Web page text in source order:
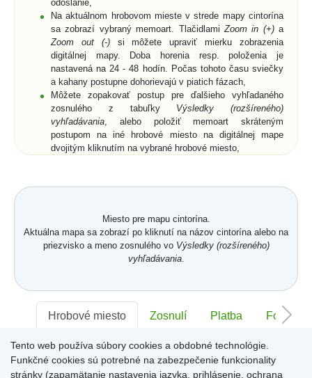
odoslanie,
Na aktuálnom hrobovom mieste v strede mapy cintorína
sa zobrazí vybraný memoart. Tlačidlami Zoom in (+)a
Zoom out (-)si môžete upraviť mierku zobrazenia
digitálnej mapy. Doba horenia resp. položenia je
nastavená na 24 - 48 hodín. Počas tohoto času sviečky
a kahany postupne dohorievajú v piatich fázach,
Môžete zopakovať postup pre ďalšieho vyhľadaného
zosnulého z tabuľky Výsledky (rozšíreného)
vyhľadávania , alebo položiť memoart skráteným
postupom na iné hrobové miesto na digitálnej mape
dvojitým kliknutím na vybrané hrobové miesto,
mape, nemusíte vyplniť poleText spomienkyaOd koho,
text nad memoartami, alebo cez ikonu
Miesto pre mapu cintorína.
Aktuálna mapa sa zobrazí po kliknutí na názov cintorína alebo na
priezvisko a meno zosnulého vo Výsledky (rozšíreného)
vyhľadávania.
Hrobové miesto Zosnulí Platba Foto
Sektor:- Rad:- Číslo:-
Tento web používa súbory cookies a obdobné technológie.
Funkčné cookies sú potrebné na zabezpečenie funkcionality
stránky (zapamätanie nastavenia jazyka, prihlásenie, ochrana